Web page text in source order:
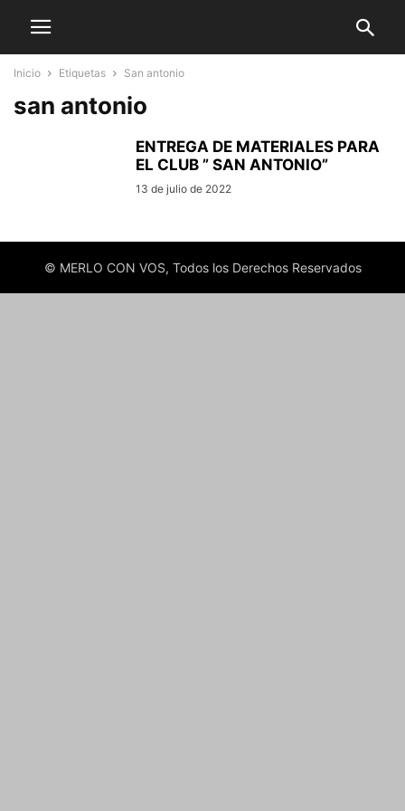
Inicio Etiquetas San antonio
san antonio
ENTREGA DE MATERIALES PARA
EL CLUB ” SAN ANTONIO”
13 de julio de 2022
© MERLO CON VOS, Todos los Derechos Reservados